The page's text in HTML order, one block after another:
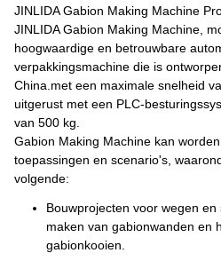
JINLIDA Gabion Making Machine
JINLIDA Gabion Making Machine,
hoogwaardige en betrouwbare
verpakkingsmachine die is
China.met een maximale snelheid
uitgerust met een PLC-
van 500 kg.
Gabion Making Machine kan
toepassingen en scenario's,
volgende:
Bouwprojecten voor wegen
maken van gabionwanden en
gabionkooien.